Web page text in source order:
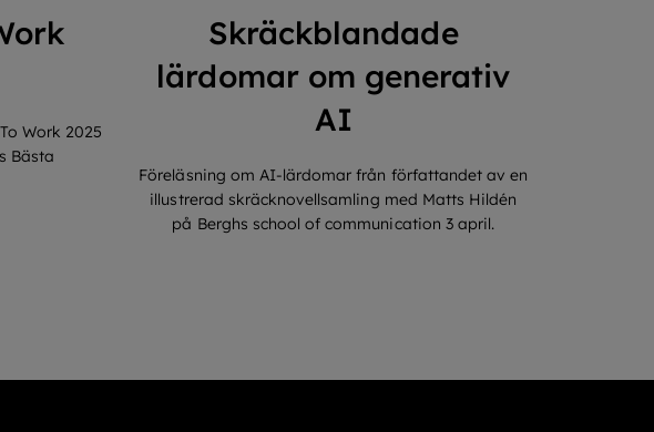
Work 2025
Bästa
Skräckblandade
lärdomar om generativ
AI
Föreläsning om AI-lärdomar från författandet av en
illustrerad skräcknovellsamling med Matts Hildén
på Berghs school of communication 3 april.